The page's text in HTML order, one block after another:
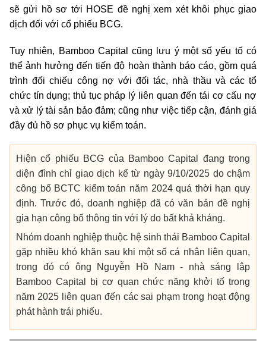
sẽ gửi hồ sơ tới HOSE đề nghị xem xét khôi phục giao
dịch đối với cổ phiếu BCG.
Tuy nhiên, Bamboo Capital cũng lưu ý một số yếu tố có
thể ảnh hưởng đến tiến độ hoàn thành báo cáo, gồm quá
trình đối chiếu công nợ với đối tác, nhà thầu và các tổ
chức tín dụng; thủ tục pháp lý liên quan đến tái cơ cấu nợ
và xử lý tài sản bảo đảm; cũng như việc tiếp cận, đánh giá
đầy đủ hồ sơ phục vụ kiểm toán.
Hiện cổ phiếu BCG của Bamboo Capital đang trong
diện đình chỉ giao dịch kể từ ngày 9/10/2025 do chậm
công bố BCTC kiểm toán năm 2024 quá thời hạn quy
định. Trước đó, doanh nghiệp đã có văn bản đề nghị
gia hạn công bố thông tin với lý do bất khả kháng.
Nhóm doanh nghiệp thuộc hệ sinh thái Bamboo Capital
gặp nhiều khó khăn sau khi một số cá nhân liên quan,
trong đó có ông Nguyễn Hồ Nam - nhà sáng lập
Bamboo Capital bị cơ quan chức năng khởi tố trong
năm 2025 liên quan đến các sai phạm trong hoạt động
phát hành trái phiếu.